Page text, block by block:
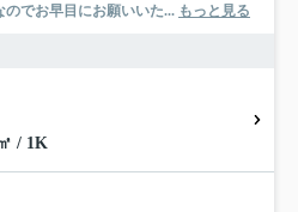
のでお早目にお願いいた... もっと見る
/ 1K